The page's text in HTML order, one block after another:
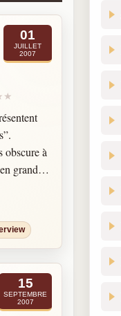
01
JUILLET
2007
obscure à
grande
pas
ils
ces
Mabel
la tombe
la
15
SEPTEMBRE
2007